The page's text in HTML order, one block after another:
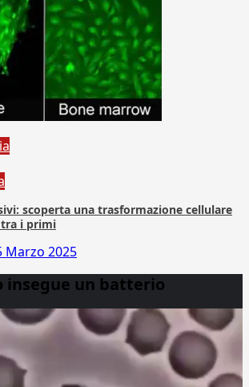
scoperta una trasformazione cellulare
tra i primi
Marzo 2025
insegue un batterio